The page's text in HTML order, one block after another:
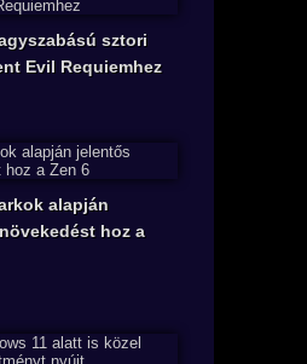
sztori
Evil Requiemhez
alapján
hoz a